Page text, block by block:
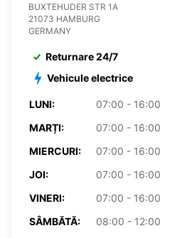
BUXTEHUDER STR 1A
21073 HAMBURG
GERMANY
Returnare 24/7
Vehicule electrice
LUNI:
07:00 - 16:00
MARȚI:
07:00 - 16:00
MIERCURI:
07:00 - 16:00
JOI:
07:00 - 16:00
VINERI:
07:00 - 16:00
SÂMBĂTĂ:
08:00 - 12:00